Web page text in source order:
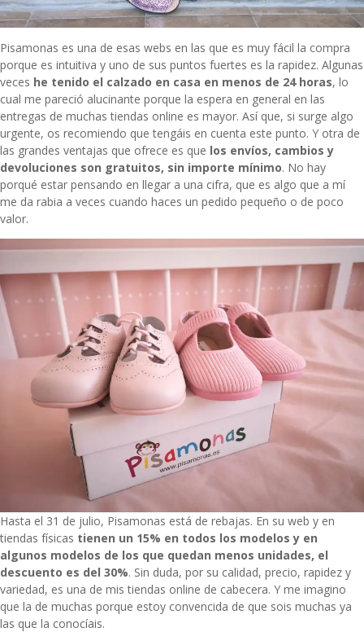
Pisamonas es una de esas webs en las que es muy fácil la compra
porque es intuitiva y uno de sus puntos fuertes es la rapidez. Algunas
veces he tenido el calzado en casa en menos de 24 horas, lo
cual me pareció alucinante porque la espera en general en las
entregas de muchas tiendas online es mayor. Así que, si surge algo
urgente, os recomiendo que tengáis en cuenta este punto. Y otra de
las grandes ventajas que ofrece es que los envíos, cambios y
devoluciones son gratuitos, sin importe mínimo. No hay
porqué estar pensando en llegar a una cifra, que es algo que a mí
me da rabia a veces cuando haces un pedido pequeño o de poco
valor.
Hasta el 31 de julio, Pisamonas está de rebajas. En su web y en
tiendas físicas tienen un 15% en todos los modelos y en
algunos modelos de los que quedan menos unidades, el
descuento es del 30%. Sin duda, por su calidad, precio, rapidez y
variedad, es una de mis tiendas online de cabecera. Y me imagino
que la de muchas porque estoy convencida de que sois muchas ya
las que la conocíais.